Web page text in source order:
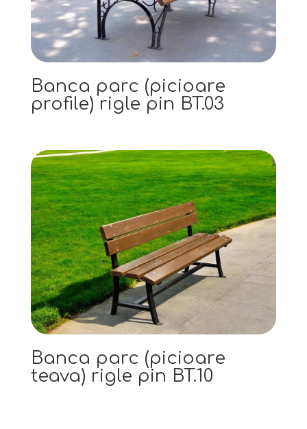
Banca parc (picioare
profile) rigle pin BT.03
Banca parc (picioare
teava) rigle pin BT.10